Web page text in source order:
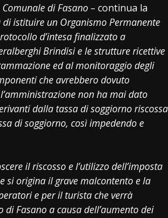
di Fasano – continua la
istituire un Organismo Permanente
d’intesa finalizzato a
Brindisi e le strutture ricettive
ed al monitoraggio degli
che avrebbero dovuto
non ha mai dato
dalla tassa di soggiorno riscossa
di soggiorno, così impedendo e
il riscosso e l’utilizzo dell’imposta
si origina il grave malcontento e la
e per il turista che verrà
Fasano a causa dell’aumento dei